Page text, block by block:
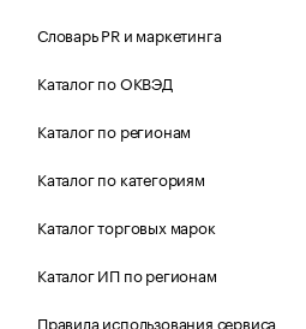
Словарь PR и маркетинга
Каталог по ОКВЭД
Каталог по регионам
Каталог по категориям
Каталог торговых марок
Каталог ИП по регионам
Правила использования сервиса